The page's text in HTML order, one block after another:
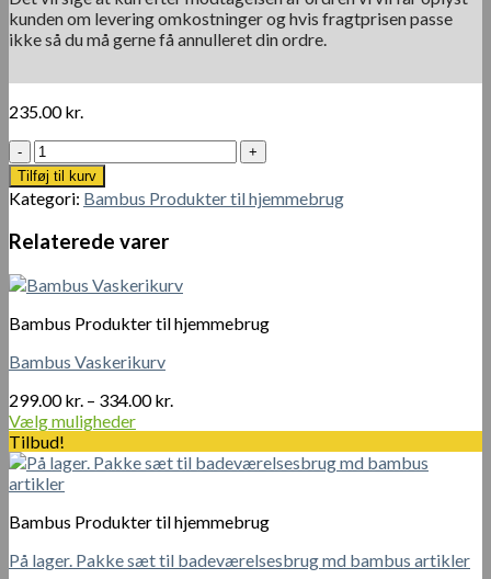
kunden om levering omkostninger og hvis fragtprisen passe
ikke så du må gerne få annulleret din ordre.
235.00kr.
Natural
Living
Bamboo
Bestik
Caddy
antal
Tilføj til kurv
Kategori: Bambus Produkter til hjemmebrug
Relaterede varer
Bambus Produkter til hjemmebrug
Bambus Vaskerikurv
299.00kr. – 334.00kr.
334.00 kr.
Vælg muligheder
Dette
vare
har
varianter.
kan
Tilbud!
Bambus Produkter til hjemmebrug
På lager. Pakke sæt til badeværelsesbrug md bambus artikler